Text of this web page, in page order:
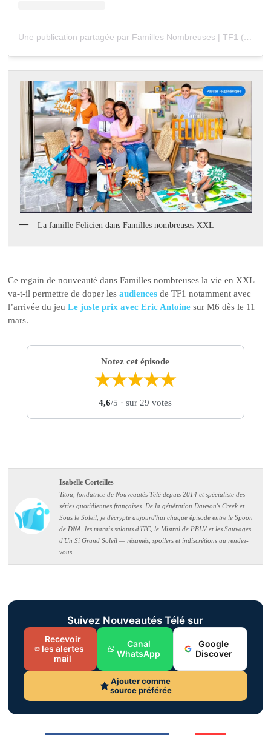
Une publication partagée par Familles Nombreuses | TF1 (@famillesnombreusestf1)
La famille Felicien dans Familles nombreuses XXL
Ce regain de nouveauté dans Familles nombreuses la vie en XXL
va-t-il permettre de doper lesaudiences de TF1 notamment avec
l’arrivée du jeuLe juste prix avec Eric Antoine sur M6 dès le 11
mars.
Notez cet épisode
★★★★★
4,6/5 · sur 29 votes
Isabelle Corteilles
Titou, fondatrice de Nouveautés Télé depuis 2014 et spécialiste des
séries quotidiennes françaises. De la génération Dawson's Creek et
Sous le Soleil, je décrypte aujourd'hui chaque épisode entre le Spoon
de DNA, les marais salants d'ITC, le Mistral de PBLV et les Sauvages
d'Un Si Grand Soleil — résumés, spoilers et indiscrétions au rendez-
vous.
Suivez Nouveautés Télé sur
Recevoir
les alertes
mail
Canal
WhatsApp
Google
Discover
Ajouter comme
source préférée